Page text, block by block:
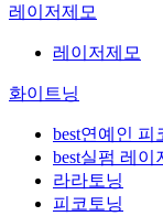
레이저제모
레이저제모
화이트닝
best연예인 피
best실펌 레이
라라토닝
피코토닝